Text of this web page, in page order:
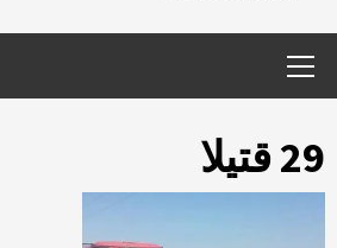
Menu
29 قتيلا